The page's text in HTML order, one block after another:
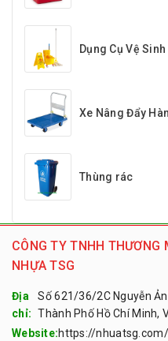
Dụng Cụ Vệ Sinh
Xe Nâng Đẩy
Thùng rác
CÔNG TY TNHH THƯƠNG
NHỰA TSG
Địa
chỉ:
Số 621/36/2C Nguyễn
Thành Phố Hồ Chí Minh,
Website:https://nhuatsg.com/